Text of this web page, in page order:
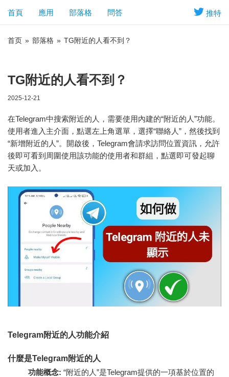
推特
首頁 應用 部落格 問答
首页 » 部落格 » TG附近的人看不到？
TG附近的人看不到？
2025-12-21
在Telegram中搜索附近的人，需要使用內建的“附近的人”功能。
使用者進入主介面，點選左上角選單，選擇“聯絡人”，然後找到
“新增附近的人”。開啟後，Telegram會請求訪問位置資訊，允許
後即可看到周圍使用該功能的使用者和群組，點選即可發起聊
天或加入。
Telegram附近的人功能介紹
什麼是Telegram附近的人
功能概念: “附近的人”是Telegram提供的一項基於位置的